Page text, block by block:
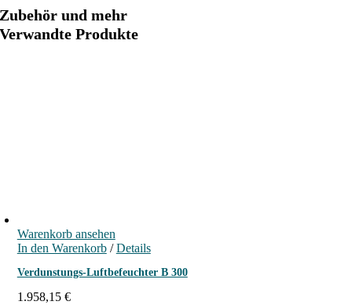
Zubehör und mehr
Verwandte Produkte
Warenkorb ansehen
In den Warenkorb / Details
Verdunstungs-Luftbefeuchter B 300
1.958,15 €